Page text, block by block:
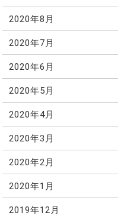
2020年8月
2020年7月
2020年6月
2020年5月
2020年4月
2020年3月
2020年2月
2020年1月
2019年12月